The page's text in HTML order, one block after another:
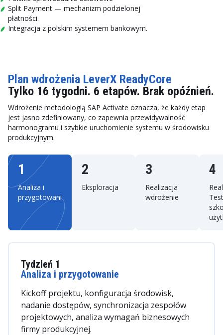
Split Payment — mechanizm podzielonej
płatności.
Integracja z polskim systemem bankowym.
Plan wdrożenia LeverX ReadyCore
Tylko 16 tygodni. 6 etapów. Brak opóźnień.
Wdrożenie metodologią SAP Activate oznacza, że każdy etap
jest jasno zdefiniowany, co zapewnia przewidywalność
harmonogramu i szybkie uruchomienie systemu w środowisku
produkcyjnym.
1
Analiza i
przygotowanie
2
Eksploracja
3
Realizacja
wdrożenie
4
Tydzień 1
Analiza i przygotowanie
Kickoff projektu, konfiguracja środowisk,
nadanie dostępów, synchronizacja zespołów
projektowych, analiza wymagań biznesowych
firmy produkcyjnej.